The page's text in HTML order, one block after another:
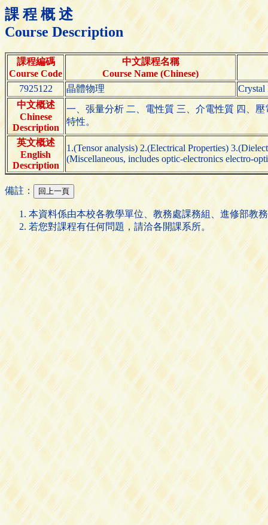
課 程 概 述
Course Description
課程編碼
Course Code
中文課程名稱
Course Name (Chinese)
7925122
晶體物理
Crystal
中文概述
Chinese
Description
一、張量分析 二、電性質 三、介電性質 四、
特性。
英文概述
English
Description
1.(Tensor analysis) 2.(Electrical Properties)
(Miscellaneous, includes optic-electronics electro-
備註：
本資料係由本校各教學單位、教務處課務組、進修部教
若您對課程有任何問題，請洽各開課系所。